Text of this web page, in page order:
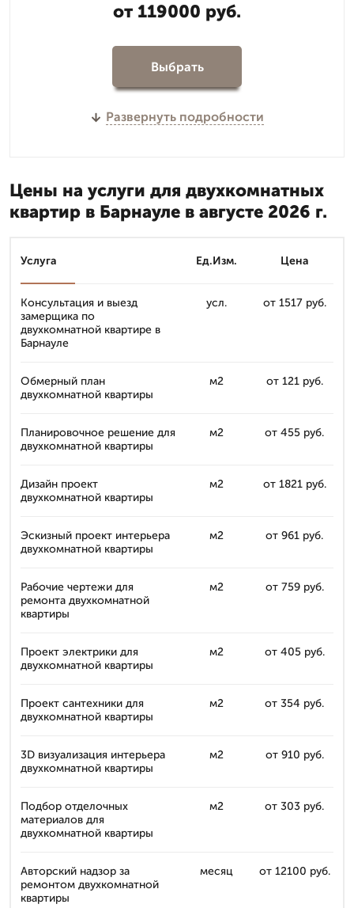
от 119000 руб.
Выбрать
Развернуть подробности
Цены на услуги для двухкомнатных
квартир в Барнауле в августе 2026 г.
Услуга Ед.Изм. Цена
Консультация и выезд
замерщика по
двухкомнатной квартире в
Барнауле
усл. от 1517 руб.
Обмерный план
двухкомнатной квартиры
м2 от 121 руб.
Планировочное решение для
двухкомнатной квартиры
м2 от 455 руб.
Дизайн проект
двухкомнатной квартиры
м2 от 1821 руб.
Эскизный проект интерьера
двухкомнатной квартиры
м2 от 961 руб.
Рабочие чертежи для
ремонта двухкомнатной
квартиры
м2 от 759 руб.
Проект электрики для
двухкомнатной квартиры
м2 от 405 руб.
Проект сантехники для
двухкомнатной квартиры
м2 от 354 руб.
3D визуализация интерьера
двухкомнатной квартиры
м2 от 910 руб.
Подбор отделочных
материалов для
двухкомнатной квартиры
м2 от 303 руб.
Авторский надзор за
ремонтом двухкомнатной
квартиры
месяц от 12100 руб.